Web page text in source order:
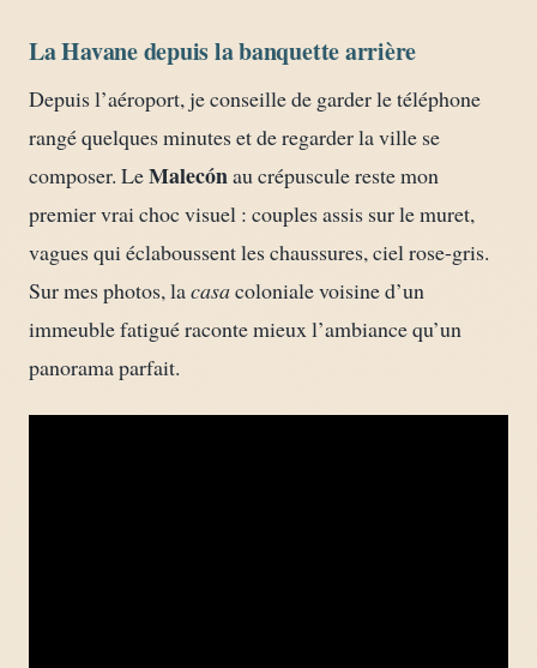
La Havane depuis la banquette arrière
Depuis l’aéroport, je conseille de garder le téléphone
rangé quelques minutes et de regarder la ville se
composer. LeMalecónau crépuscule reste mon
premier vrai choc visuel : couples assis sur le muret,
vagues qui éclaboussent les chaussures, ciel rose-gris.
Sur mes photos, lacasacoloniale voisine d’un
immeuble fatigué raconte mieux l’ambiance qu’un
panorama parfait.